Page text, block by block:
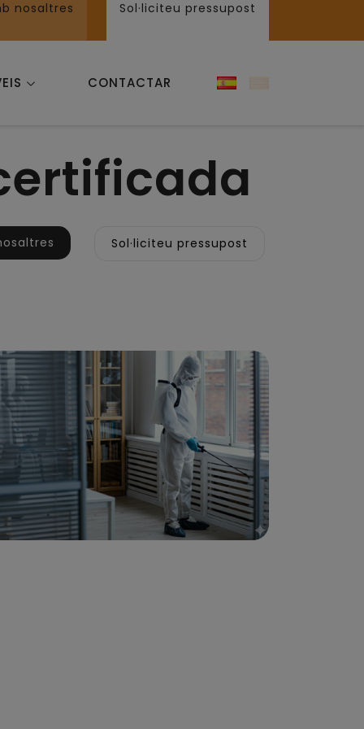
nosaltres Sol·liciteu pressupost
CONTACTAR
Sol·liciteu pressupost